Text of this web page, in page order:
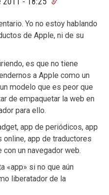
Yo no estoy hablando
de Apple, ni de su
es que no tiene
a Apple como un
modelo que es peor que
de empaquetar la web en
para ello.
app de periódicos, app
app de traductores
un navegador web.
«app» si no que aún
liberatador de la